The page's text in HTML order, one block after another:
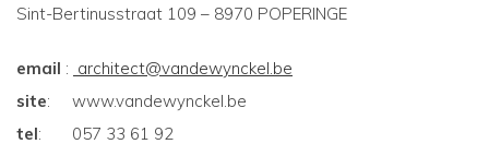
Sint-Bertinusstraat 109 – 8970 POPERINGE
email : architect@vandewynckel.be
site: www.vandewynckel.be
tel: 057 33 61 92